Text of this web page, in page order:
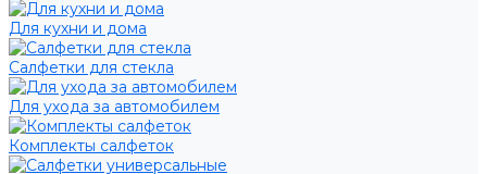
Для кухни и дома
Салфетки для стекла
Для ухода за автомобилем
Комплекты салфеток